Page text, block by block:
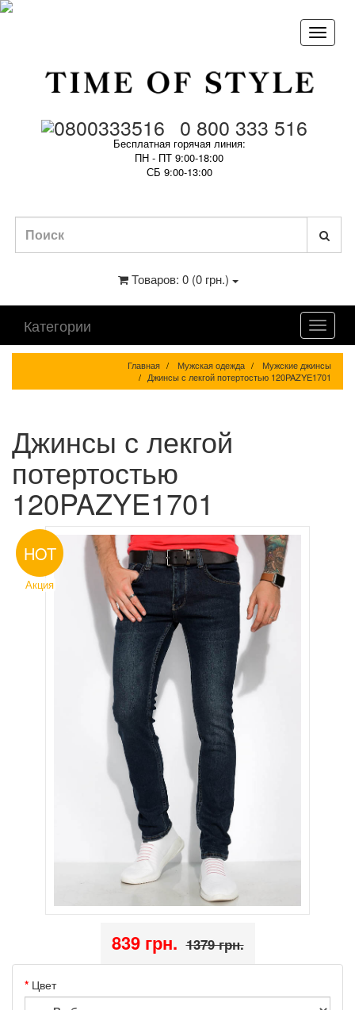
0 800 333 516
Бесплатная горячая линия:
ПН - ПТ 9:00-18:00
СБ 9:00-13:00
Товаров: 0 (0 грн.)
Категории
Главная Мужская одежда
Мужские джинсы
Джинсы с лекгой потертостью 120PAZYE1701
Джинсы с лекгой
потертостью
120PAZYE1701
HOT
Акция
839 грн. 1379 грн.
Цвет